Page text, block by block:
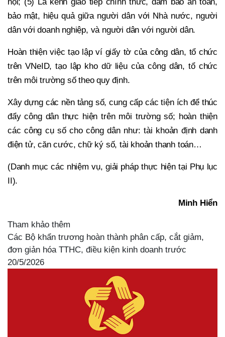
bảo mật, hiệu quả giữa người dân với Nhà nước, người
dân với doanh nghiệp, và người dân với người dân.
Hoàn thiện việc tạo lập ví giấy tờ của công dân, tổ chức
trên VNeID, tạo lập kho dữ liệu của công dân, tổ chức
trên môi trường số theo quy định.
Xây dựng các nền tảng số, cung cấp các tiện ích để thúc
đẩy công dân thực hiện trên môi trường số; hoàn thiện
các công cụ số cho công dân như: tài khoản định danh
điện tử, căn cước, chữ ký số, tài khoản thanh toán…
(Danh mục các nhiệm vụ, giải pháp thực hiện tại Phụ lục
II).
Minh Hiển
Tham khảo thêm
Các Bộ khẩn trương hoàn thành phân cấp, cắt giảm,
đơn giản hóa TTHC, điều kiện kinh doanh trước
20/5/2026